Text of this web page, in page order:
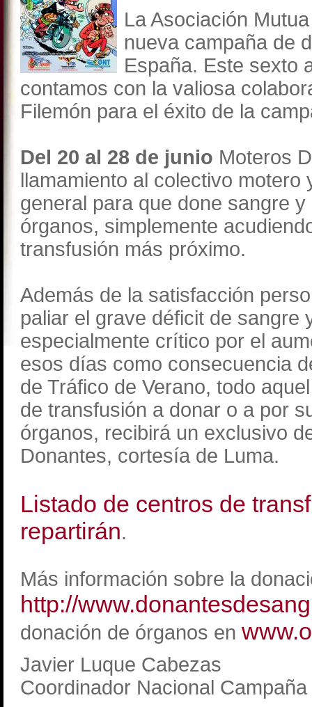
La Asociación
nueva campaña de
España. Este sexto
contamos con la valiosa
Filemón para el éxito de la
Del 20 al 28 de junio Moteros
llamamiento al colectivo motero
general para que done sangre
órganos, simplemente
transfusión más próximo.
Además de la satisfacción
paliar el grave déficit de sangre
especialmente crítico por el
esos días como consecuencia
de Tráfico de Verano, todo
de transfusión a donar o a por
órganos, recibirá un exclusivo
Donantes, cortesía de Luma.
Listado de centros de
repartirán.
Más información sobre la
http://
donación de órganos en
Javier Luque Cabezas
Coordinador Nacional